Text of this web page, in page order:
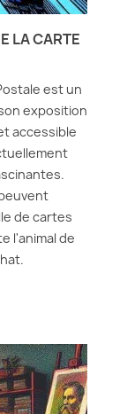
LA CARTE
est un
exposition
accessible
de cartes
l'animal de